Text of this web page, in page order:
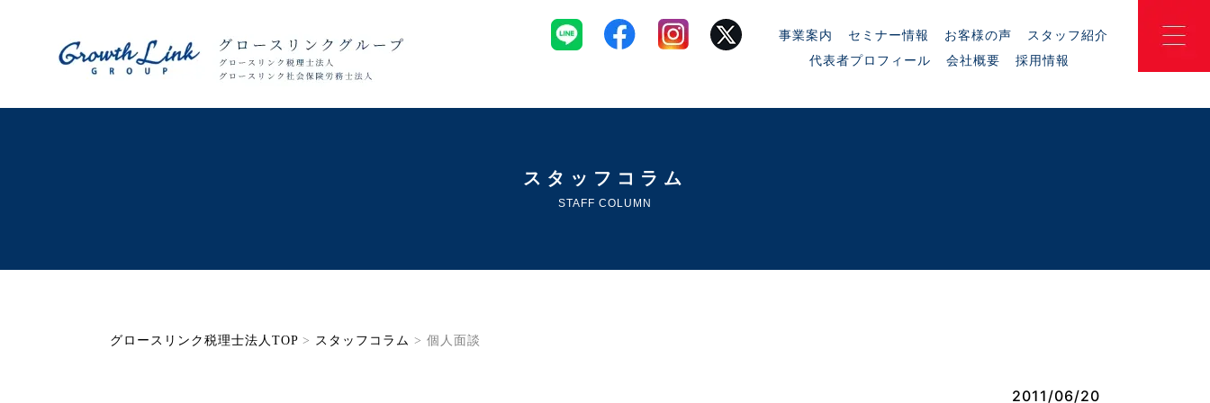
事業案内 セミナー情報 お客様の声
スタッフ紹介
代表者プロフィール
会社概要 採用情報
スタッフコラム
STAFF COLUMN
グロースリンク税理士法人TOP > スタッフコラム > 個人面談
2011/06/20